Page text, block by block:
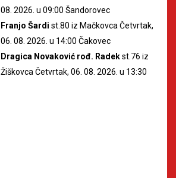
08. 2026. u 09:00 Šandorovec
Franjo Šardi st.80 iz Mačkovca Četvrtak,
06. 08. 2026. u 14:00 Čakovec
Dragica Novaković rođ. Radekst.76 iz
Žiškovca Četvrtak, 06. 08. 2026. u 13:30